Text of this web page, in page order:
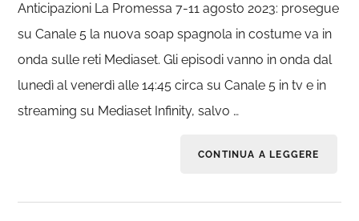
Anticipazioni La Promessa 7-11 agosto 2023: prosegue
su Canale 5 la nuova soap spagnola in costume va in
onda sulle reti Mediaset. Gli episodi vanno in onda dal
lunedì al venerdì alle 14:45 circa su Canale 5 in tv e in
streaming su Mediaset Infinity, salvo …
CONTINUA A LEGGERE